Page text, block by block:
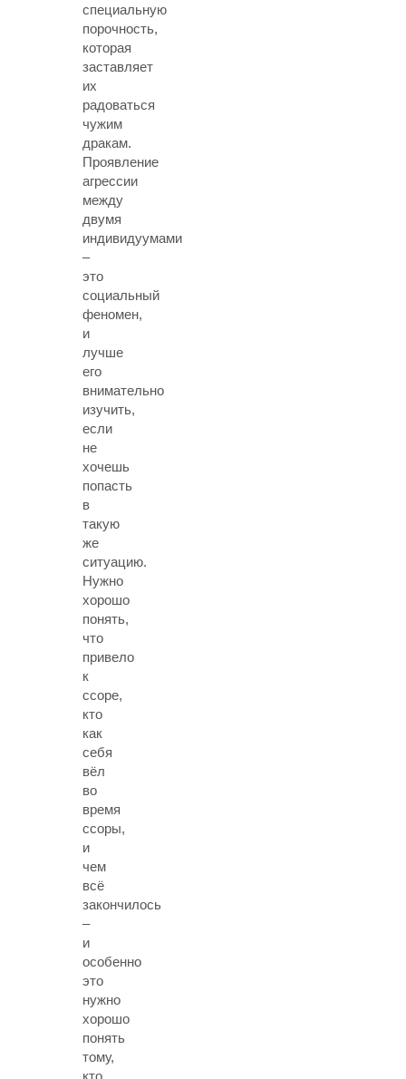
специальную
порочность,
которая
заставляет
их
радоваться
чужим
дракам.
Проявление
агрессии
между
двумя
индивидуумами
–
это
социальный
феномен,
и
лучше
его
внимательно
изучить,
если
не
хочешь
попасть
в
такую
же
ситуацию.
Нужно
хорошо
понять,
что
привело
к
ссоре,
кто
как
себя
вёл
во
время
ссоры,
и
чем
всё
закончилось
–
и
особенно
это
нужно
хорошо
понять
тому,